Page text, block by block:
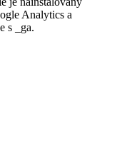
Analytics a
s _ga.